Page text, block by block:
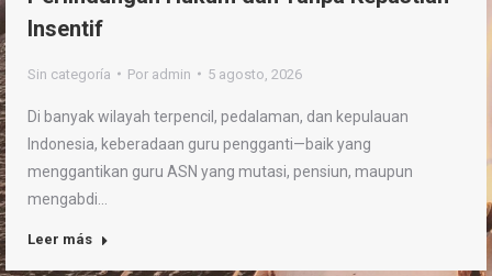
Insentif
Sin categoría Por admin 5 agosto, 2026
Di banyak wilayah terpencil, pedalaman, dan kepulauan
Indonesia, keberadaan guru pengganti—baik yang
menggantikan guru ASN yang mutasi, pensiun, maupun
mengabdi…
Leer más